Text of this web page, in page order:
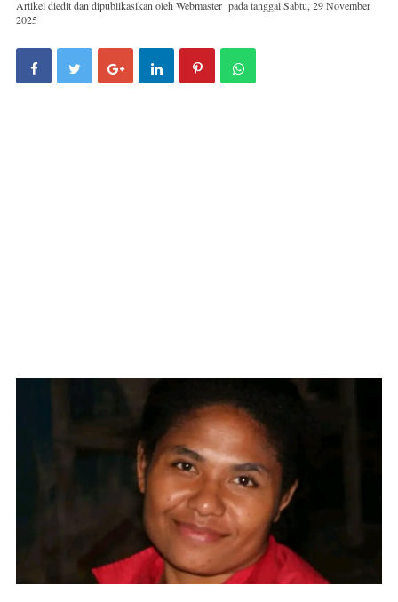
Artikel diedit dan dipublikasikan oleh Webmaster pada tanggalSabtu, 29 November
2025